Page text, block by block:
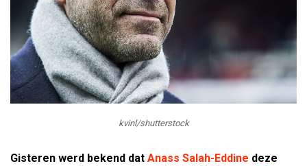
kvinl/shutterstock
Gisteren werd bekend dat Anass Salah-Eddine deze